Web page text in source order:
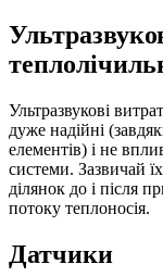
Ультразвукові
дуже надійні
елементів) і не
системи. Зазвичай
ділянок до і після
потоку теплоносія.
Датчики